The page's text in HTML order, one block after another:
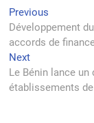
Navigation
de
l’article
Previous
post:
Développement
accords de
NextNext
post:
Le Bénin lance
établissements